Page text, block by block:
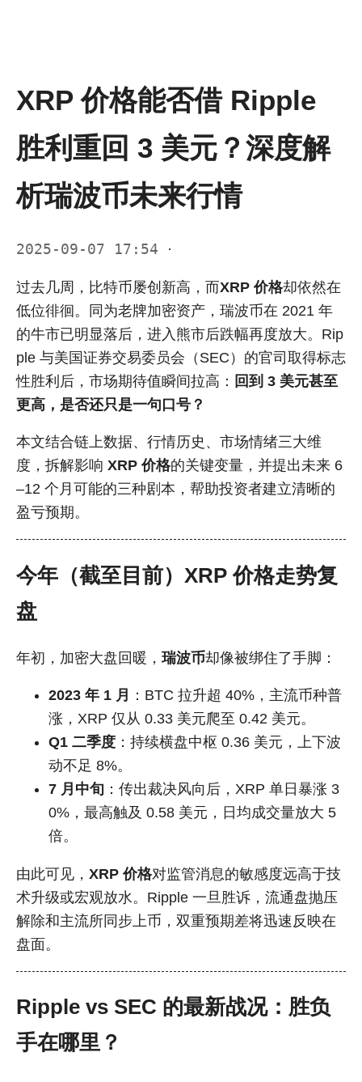
XRP 价格能否借 Ripple
胜利重回 3 美元？深度解
析瑞波币未来行情
2025-09-07 17:54 ·
过去几周，比特币屡创新高，而XRP 价格却依然在
低位徘徊。同为老牌加密资产，瑞波币在 2021 年
的牛市已明显落后，进入熊市后跌幅再度放大。Rip
ple 与美国证券交易委员会（SEC）的官司取得标志
性胜利后，市场期待值瞬间拉高： 回到 3 美元甚至
更高，是否还只是一句口号？
本文结合链上数据、行情历史、市场情绪三大维
度，拆解影响 XRP 价格的关键变量，并提出未来 6
–12 个月可能的三种剧本，帮助投资者建立清晰的
盈亏预期。
今年（截至目前）XRP 价格走势复
盘
年初，加密大盘回暖， 瑞波币却像被绑住了手脚：
2023 年 1 月
：BTC 拉升超 40%，主流币种普
涨，XRP 仅从 0.33 美元爬至 0.42 美元。
Q1 二季度 ：持续横盘中枢 0.36 美元，上下波
动不足 8%。
7 月中旬 ：传出裁决风向后，XRP 单日暴涨 3
0%，最高触及 0.58 美元，日均成交量放大 5
倍。
由此可见， XRP 价格对监管消息的敏感度远高于技
术升级或宏观放水。Ripple 一旦胜诉，流通盘抛压
解除和主流所同步上币，双重预期差将迅速反映在
盘面。
Ripple vs SEC 的最新战况：胜负
手在哪里？